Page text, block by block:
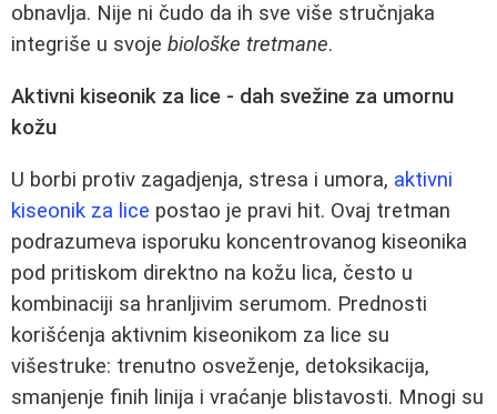
obnavlja. Nije ni čudo da ih sve više stručnjaka
integriše u svoje biološke tretmane.
Aktivni kiseonik za lice - dah svežine za umornu
kožu
U borbi protiv zagadjenja, stresa i umora, aktivni
kiseonik za lice postao je pravi hit. Ovaj tretman
podrazumeva isporuku koncentrovanog kiseonika
pod pritiskom direktno na kožu lica, često u
kombinaciji sa hranljivim serumom. Prednosti
korišćenja aktivnim kiseonikom za lice su
višestruke: trenutno osveženje, detoksikacija,
smanjenje finih linija i vraćanje blistavosti. Mnogi su